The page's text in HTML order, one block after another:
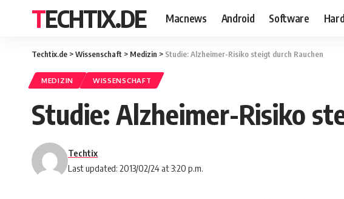
TECHTIX.DE Macnews Android Software
Techtix.de >Wissenschaft > Medizin > Studie: Alzheimer-Risiko steigt durch Rauchen
MEDIZIN WISSENSCHAFT
Studie: Alzheimer-Risiko
Last updated: 2013/02/24 at 3:20 p.m.
Techtix